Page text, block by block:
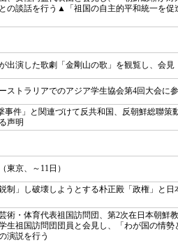
との談話を行う▲「祖国の自主的平和統一を促
出演した歌劇「金剛山の歌」を観覧し、会見
ストラリアでのアジア学生協会第4回大会に
事件」と関連づけて反共和国、反朝鮮総聯策
声明
東京、～11日）
制」し破壊しようとする朴正殿「政権」と日
術・体育代表祖国訪問団、第2次在日本朝鮮
生祖国訪問団団員と会見し、
「わが国の情
演説を行う